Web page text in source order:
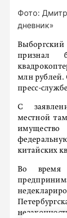
Фото:
дневник»
признал
млн рублей.
пресс-
С
местной
китайских
Во время